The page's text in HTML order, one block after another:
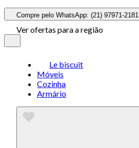
Compre pelo WhatsApp: (21) 97971-2181
Ver ofertas para a região
Le biscuit
Móveis
Cozinha
Armário